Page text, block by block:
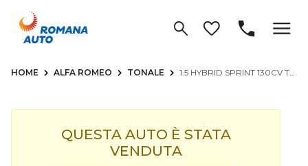
HOME ALFA ROMEO TONALE 1.5 HYBRID SPRINT 130CV TCT7
QUESTA AUTO È STATA
VENDUTA